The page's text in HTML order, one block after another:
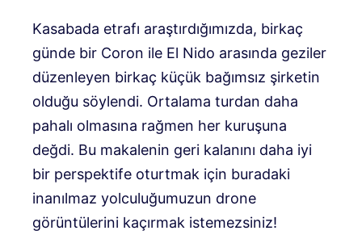
Kasabada etrafı araştırdığımızda, birkaç
günde bir Coron ile El Nido arasında geziler
düzenleyen birkaç küçük bağımsız şirketin
olduğu söylendi. Ortalama turdan daha
pahalı olmasına rağmen her kuruşuna
değdi. Bu makalenin geri kalanını daha iyi
bir perspektife oturtmak için buradaki
inanılmaz yolculuğumuzun drone
görüntülerini kaçırmak istemezsiniz!